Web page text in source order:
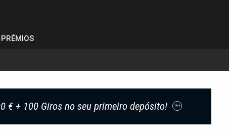
PRÉMIOS
€ + 100 Giros no seu primeiro depósito! 18+